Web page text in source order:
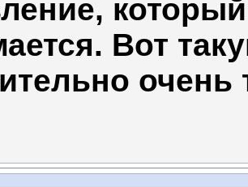
Вот
очень